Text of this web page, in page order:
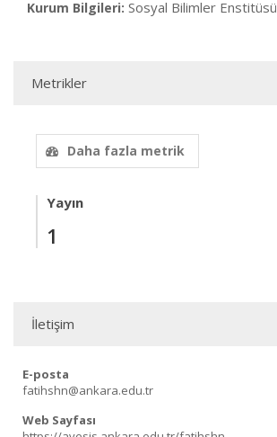
Kurum Bilgileri: Sosyal Bilimler Enstitüsü
Metrikler
Daha fazla metrik
Yayın
1
İletişim
E-posta
fatihshn@ankara.edu.tr
Web Sayfası